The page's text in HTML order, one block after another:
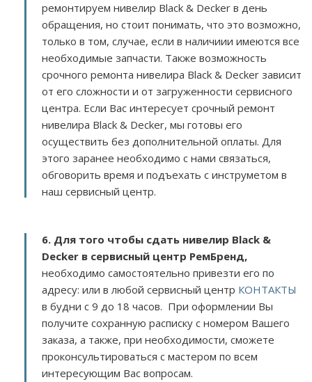
ремонтируем нивелир Black & Decker в день
обращения, но стоит понимать, что это возможно,
только в том, случае, если в наличиии имеются все
необходимые запчасти. Также возможность
срочного ремонта нивелира Black & Decker зависит
от его сложности и от загруженности сервисного
центра. Если Вас интересует срочный ремонт
нивелира Black & Decker, мы готовы его
осуществить без дополнительной оплаты. Для
этого заранее необходимо с нами связаться,
обговорить время и подъехать с инструметом в
наш сервисный центр.
6. Для того чтобы сдать нивелир Black &
Decker в сервисный центр РемБренд,
необходимо самостоятельно привезти его по
адресу: или в любой сервисный центр КОНТАКТЫ
в будни с 9 до 18 часов. При оформлении Вы
получите сохранную расписку с номером Вашего
заказа, а также, при необходимости, сможете
проконсультироваться с мастером по всем
интересующим Вас вопросам.